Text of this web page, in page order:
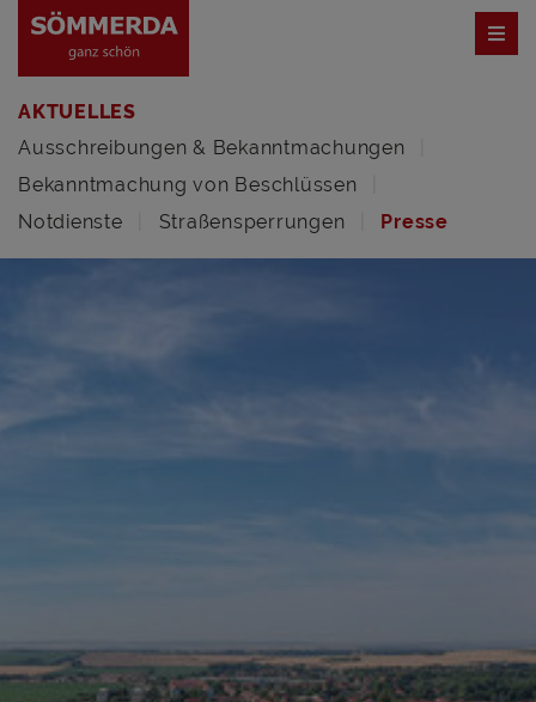
AKTUELLES
Ausschreibungen & Bekanntmachungen
Bekanntmachung von Beschlüssen
Notdienste
Straßensperrungen Presse